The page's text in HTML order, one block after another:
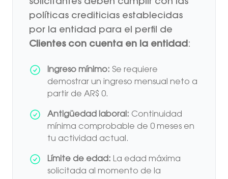
políticas crediticias establecidas
por la entidad para el perfil de
Clientes con cuenta en la entidad :
Ingreso mínimo: Se requiere
demostrar un ingreso mensual neto a
partir de AR$ 0.
Antigüedad laboral: Continuidad
mínima comprobable de 0 meses en
tu actividad actual.
Límite de edad: La edad máxima
solicitada al momento de la